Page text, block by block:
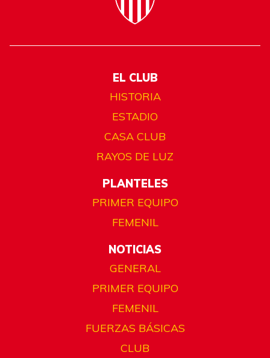
EL CLUB
HISTORIA
ESTADIO
CASA CLUB
RAYOS DE LUZ
PLANTELES
PRIMER EQUIPO
FEMENIL
NOTICIAS
GENERAL
PRIMER EQUIPO
FEMENIL
FUERZAS BÁSICAS
CLUB